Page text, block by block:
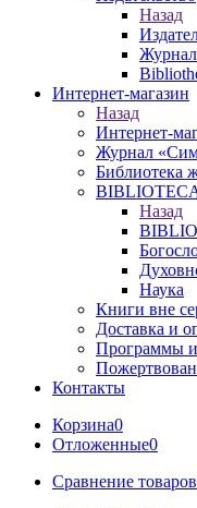
Назад
Интернет-магазин
Назад
Интернет-
Журнал
Библиотека
Назад
Наука
Книги вне
Доставка и
Программы
Контакты
Корзина0
Отложенные0
Сравнение товаров